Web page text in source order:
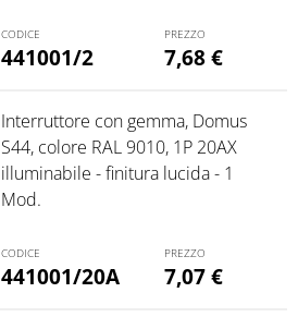
441001/2 7,68€
441001/20A
Interruttore con gemma, Domus
S44, colore RAL 9010, 1P 20AX
illuminabile - finitura lucida - 1
Mod.
7,07€